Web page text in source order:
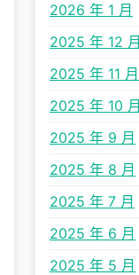
2026 年 1 月
2025 年 12 月
2025 年 11 月
2025 年 10 月
2025 年 9 月
2025 年 8 月
2025 年 7 月
2025 年 6 月
2025 年 5 月